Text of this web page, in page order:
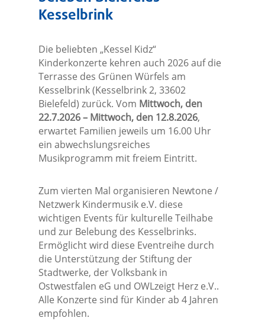
Kesselbrink
Die beliebten „Kessel Kidz“
Kinderkonzerte kehren auch 2026 auf die
Terrasse des Grünen Würfels am
Kesselbrink (Kesselbrink 2, 33602
Bielefeld) zurück. Vom Mittwoch, den
22.7.2026 – Mittwoch, den 12.8.2026,
erwartet Familien jeweils um 16.00 Uhr
ein abwechslungsreiches
Musikprogramm mit freiem Eintritt.
Zum vierten Mal organisieren Newtone /
Netzwerk Kindermusik e.V. diese
wichtigen Events für kulturelle Teilhabe
und zur Belebung des Kesselbrinks.
Ermöglicht wird diese Eventreihe durch
die Unterstützung der Stiftung der
Stadtwerke, der Volksbank in
Ostwestfalen eG und OWLzeigt Herz e.V..
Alle Konzerte sind für Kinder ab 4 Jahren
empfohlen.